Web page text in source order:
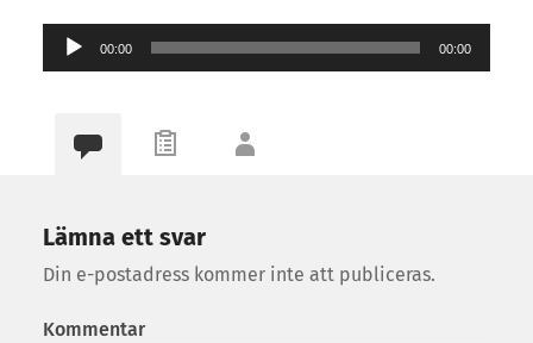
Ljudspelare
00:00 00:00
Lämna ett svar
Din e-postadress kommer inte att publiceras.
Kommentar